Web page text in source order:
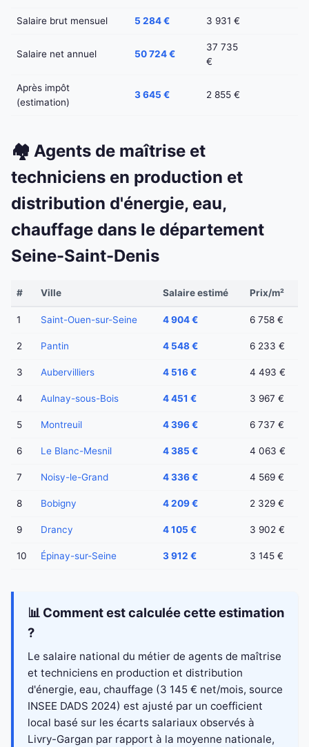
Salaire brut mensuel 5 284 € 3 931 €
Salaire net annuel 50 724 €
37 735
€
Après impôt
(estimation)
3 645 € 2 855 €
🏘️ Agents de maîtrise et
techniciens en production et
distribution d'énergie, eau,
chauffage dans le département
Seine-Saint-Denis
# Ville Salaire estimé Prix/m²
1 Saint-Ouen-sur-Seine 4 904 € 6 758 €
2 Pantin 4 548 € 6 233 €
3 Aubervilliers 4 516 € 4 493 €
4 Aulnay-sous-Bois 4 451 € 3 967 €
5 Montreuil 4 396 € 6 737 €
6 Le Blanc-Mesnil 4 385 € 4 063 €
7 Noisy-le-Grand 4 336 € 4 569 €
8 Bobigny 4 209 € 2 329 €
9 Drancy 4 105 € 3 902 €
10 Épinay-sur-Seine 3 912 € 3 145 €
📊 Comment est calculée cette estimation
?
Le salaire national du métier de agents de maîtrise
et techniciens en production et distribution
d'énergie, eau, chauffage (3 145 € net/mois, source
INSEE DADS 2024) est ajusté par un coefficient
local basé sur les écarts salariaux observés à
Livry-Gargan par rapport à la moyenne nationale,